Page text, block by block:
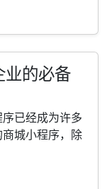
业的必备
已经成为许多
城小程序，除